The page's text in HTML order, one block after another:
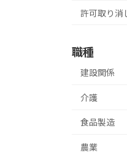
許可取り消
職種
建設関係
介護
食品製造
農業